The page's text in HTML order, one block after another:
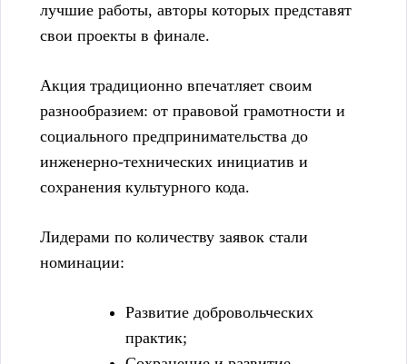
лучшие работы, авторы которых представят
свои проекты в финале.
Акция традиционно впечатляет своим
разнообразием: от правовой грамотности и
социального предпринимательства до
инженерно-технических инициатив и
сохранения культурного кода.
Лидерами по количеству заявок стали
номинации:
Развитие добровольческих
практик;